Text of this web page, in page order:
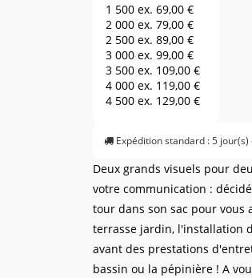
1 500 ex. 69,00 €
2 000 ex. 79,00 €
2 500 ex. 89,00 €
3 000 ex. 99,00 €
3 500 ex. 109,00 €
4 000 ex. 119,00 €
4 500 ex. 129,00 €
10 000 ex.199,00 €
12 500 ex.
239,00 €
15 000 ex. 269,00 €
20 000 ex.329,00 €
25 000 ex.389,00 €
30 000 ex.449,00 €
Expédition standard : 5 jour(s)
Deux grands visuels pour
votre communication :
tour dans son sac pour
terrasse jardin, l'installation
avant des prestations
bassin ou la pépinière ! A